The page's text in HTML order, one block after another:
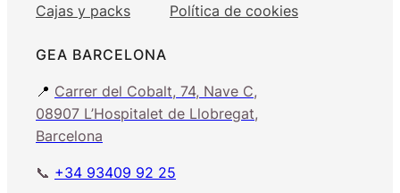
Cajas y packs
Política de cookies
GEA BARCELONA
📍 Carrer del Cobalt, 74, Nave C,
08907 L’Hospitalet de Llobregat,
Barcelona
📞 +34 93409 92 25